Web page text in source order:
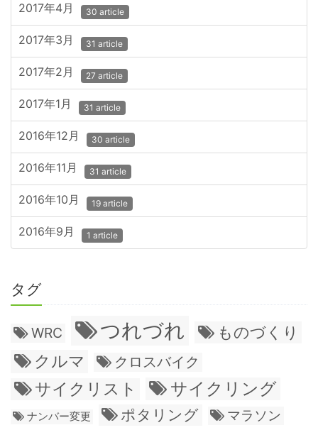
2017年4月 30 article
2017年3月 31 article
2017年2月 27 article
2017年1月 31 article
2016年12月 30 article
2016年11月 31 article
2016年10月 19 article
2016年9月 1 article
タグ
WRC つれづれ ものづくり
クルマ クロスバイク
サイクリスト サイクリング
ナンバー変更 ポタリング マラソン